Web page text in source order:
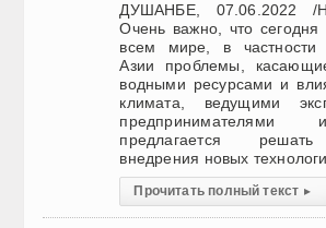
ДУШАНБЕ, 07.06.2022 /
Очень важно, что
всем мире, в частности
Азии проблемы,
водными ресурсами и
климата, ведущими
предпринимателями
предлагается
внедрения новых
Прочитать полный текст ▸